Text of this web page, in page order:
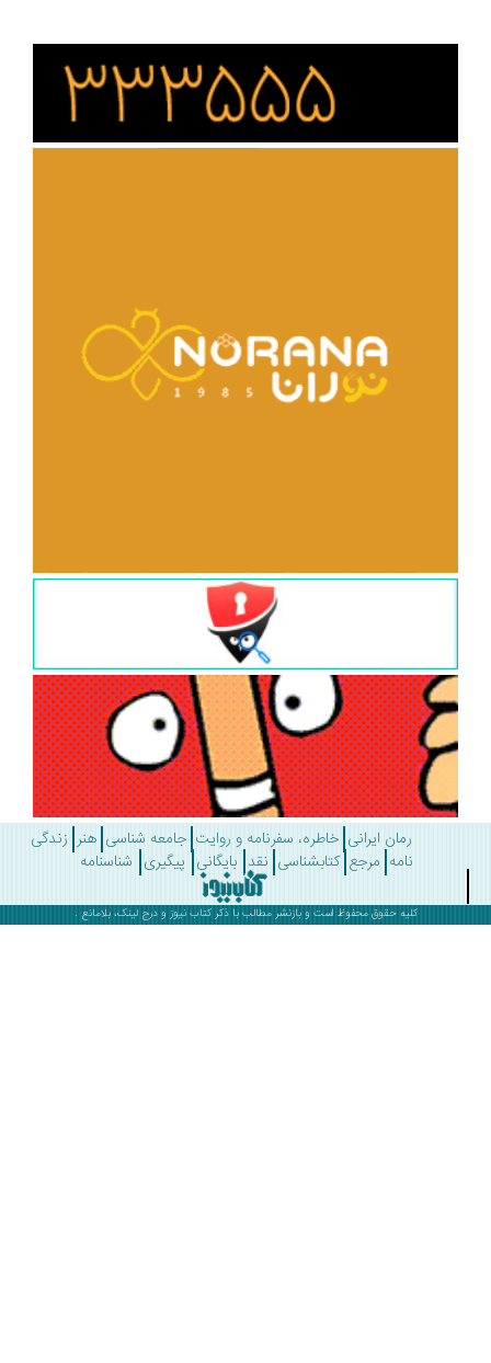
رمان ایرانی خاطره، سفرنامه و روایت جامعه شناسی هنر زندگی
مرجع کتابشناسی نقد بایگانی پیگیری شناسنامه
کلیه حقوق محفوظ است و بازنشر مطالب با ذکرکتاب نیوز و درج لینک، بلامانع .